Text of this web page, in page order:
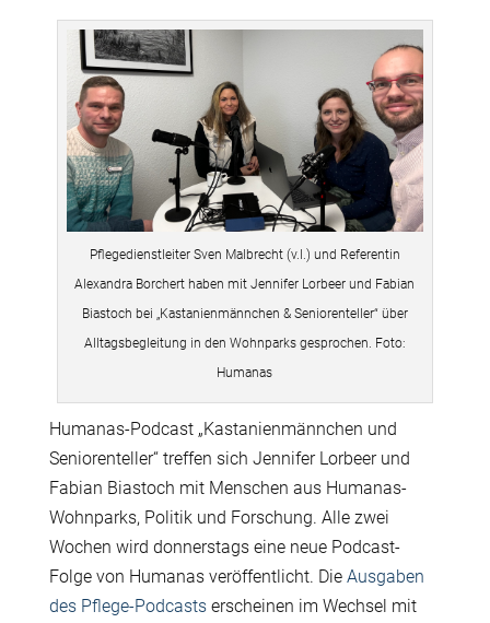
Pflegedienstleiter Sven Malbrecht (v.l.) und Referentin
Alexandra Borchert haben mit Jennifer Lorbeer und Fabian
Biastoch bei „Kastanienmännchen & Seniorenteller“ über
Alltagsbegleitung in den Wohnparks gesprochen. Foto:
Humanas
Humanas-Podcast „Kastanienmännchen und
Seniorenteller“ treffen sich Jennifer Lorbeer und
Fabian Biastoch mit Menschen aus Humanas-
Wohnparks, Politik und Forschung. Alle zwei
Wochen wird donnerstags eine neue Podcast-
Folge von Humanas veröffentlicht. Die Ausgaben
des Pflege-Podcastserscheinen im Wechsel mit